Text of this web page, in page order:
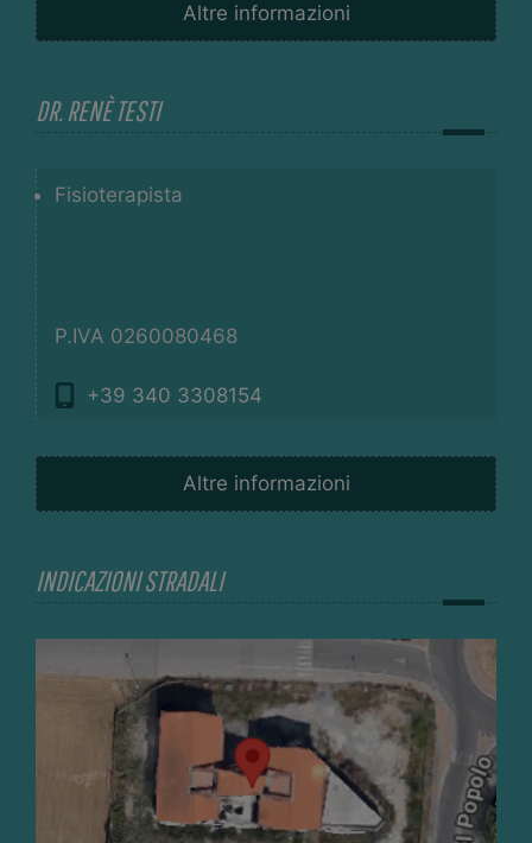
Altre informazioni
DR. RENÈ TESTI
Fisioterapista
P.IVA 0260080468
+39 340 3308154
Altre informazioni
INDICAZIONI STRADALI